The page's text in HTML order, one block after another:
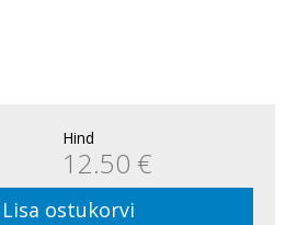
Hind
12.50 €
Lisa ostukorvi